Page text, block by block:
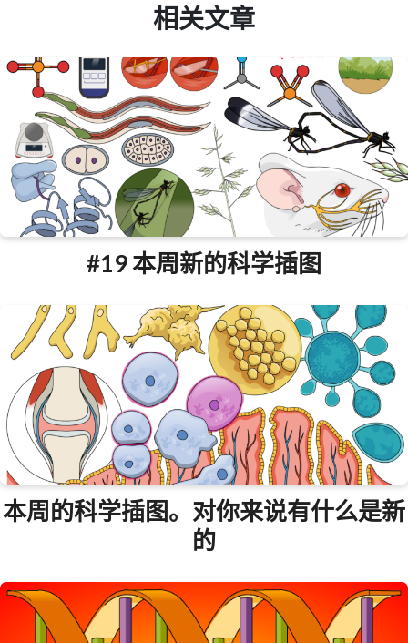
相关文章
#19 本周新的科学插图
本周的科学插图。对你来说有什么是新
的